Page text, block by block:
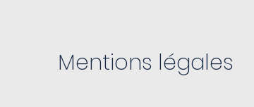
Mentions légales